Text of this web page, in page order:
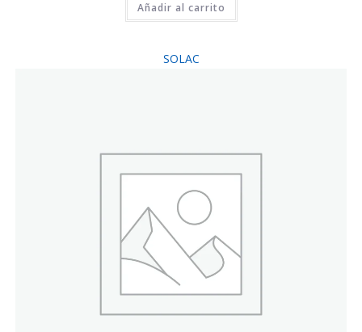
Añadir al carrito
SOLAC